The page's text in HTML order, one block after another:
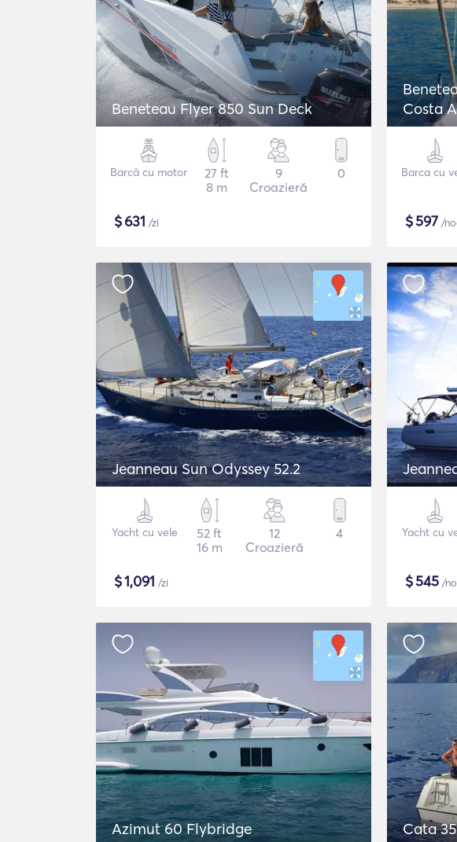
Beneteau Flyer 850 Sun Deck
Barcă cu motor
27 ft
8 m
9
Croazieră
0
$631 /zi
Costa
Barca cu
$597 /
Jeanneau Sun Odyssey 52.2
Yacht cu vele
52 ft
16 m
12
Croazieră
4
$1,091 /zi
Yacht cu
$545 /
Azimut 60 Flybridge Cata